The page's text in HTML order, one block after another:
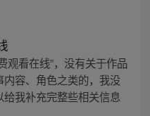
观看在线”，没有关于作品
容、角色之类的，我没
我补充完整些相关信息